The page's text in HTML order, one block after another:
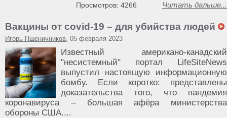
Читать дальше...
Просмотров: 4266
Вакцины от covid-19 – для убийства людей
Игорь Пшеничников, 05 февраля 2023
Известный американо-канадский
"несистемный" портал LifeSiteNews
выпустил настоящую информационную
бомбу. Если коротко: представлены
доказательства того, что пандемия
коронавируса – большая афёра министерства
обороны США....